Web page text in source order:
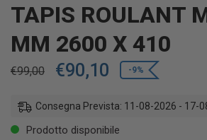
TAPIS ROULANT
MM 2600 X 410
€99,00 €90,10 -9%
Consegna Prevista: 11-08-2026 - 17-
Prodotto disponibile